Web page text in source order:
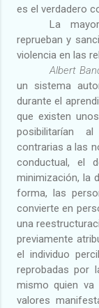
es el verdadero
La
reprueban y
violencia en las
Albert
un sistema
durante el
que existen
posibilitarían
contrarias a las
conductual, el
minimización, la
forma, las
convierte en
una
previamente
el individuo
reprobadas por
mismo quien
valores